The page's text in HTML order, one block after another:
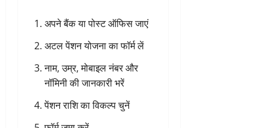
अपने बैंक या पोस्ट ऑफिस जाएं
अटल पेंशन योजना का फॉर्म लें
नाम, उम्र, मोबाइल नंबर और
नॉमिनी की जानकारी भरें
पेंशन राशि का विकल्प चुनें